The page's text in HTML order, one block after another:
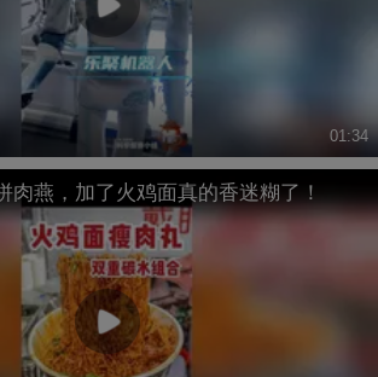
01:34
肉燕，加了火鸡面真的香迷糊了！